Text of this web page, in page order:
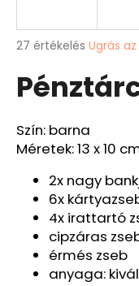
A
átlagos
értékelése
ből
4,1
csillag.
27 értékelés Ugrás
Szín: barna
Méretek: 13 x 10
2x nagy
6x
4x irattartó
cipzáras
érmés zseb
anyaga:
A
á
n
j
u
BŐRÖV
"VADÁSZÜDVÖZLET"
Ft9
527